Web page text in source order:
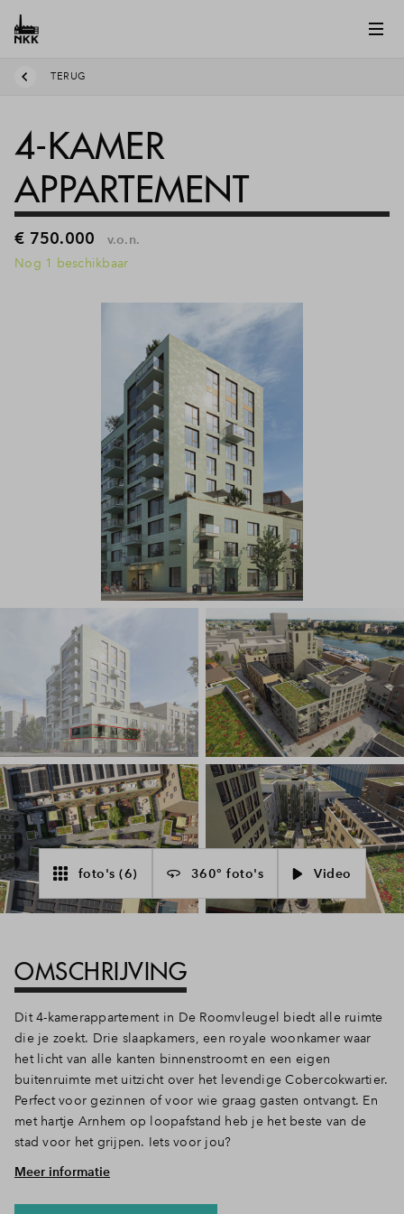
Inloggen
TERUG
4-KAMER
APPARTEMENT
€ 750.000
v.o.n.
Nog 1 beschikbaar
foto's (6) 360° foto's Video
OMSCHRIJVING
Dit 4-kamerappartement in De Roomvleugel biedt alle ruimte
die je zoekt. Drie slaapkamers, een royale woonkamer waar
het licht van alle kanten binnenstroomt en een eigen
buitenruimte met uitzicht over het levendige Cobercokwartier.
Perfect voor gezinnen of voor wie graag gasten ontvangt. En
met hartje Arnhem op loopafstand heb je het beste van de
stad voor het grijpen. Iets voor jou?
Lekker luxe leven
Meer informatie